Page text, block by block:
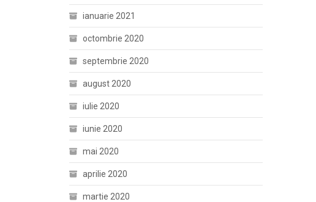
ianuarie 2021
octombrie 2020
septembrie 2020
august 2020
iulie 2020
iunie 2020
mai 2020
aprilie 2020
martie 2020